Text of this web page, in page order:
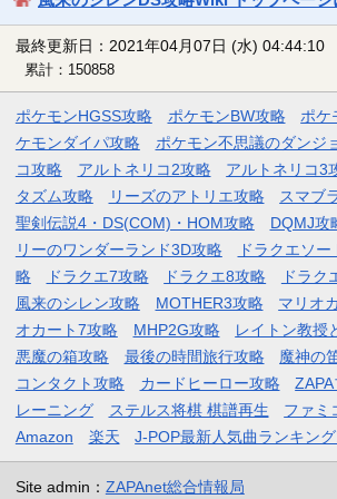
最終更新日：2021年04月07日 (水) 04:44:10
累計：150858
ポケモンHGSS攻略 ポケモンBW攻略 ポケ
ケモンダイパ攻略
ポケモン不思議のダンジ
コ攻略
アルトネリコ2攻略 アルトネリコ3
タズム攻略
リーズのアトリエ攻略 スマブ
聖剣伝説4・DS(COM)・HOM攻略
DQMJ攻
リーのワンダーランド3D攻略
ドラクエソー
略
ドラクエ7攻略 ドラクエ8攻略 ドラク
風来のシレン攻略
MOTHER3攻略 マリオ
オカート7攻略
MHP2G攻略
レイトン教授
悪魔の箱攻略
最後の時間旅行攻略 魔神の
コンタクト攻略
カードヒーロー攻略
レーニング
ステルス将棋 棋譜再生
ファミ
Amazon
楽天 J-POP最新人気曲ランキン
Site admin： ZAPAnet総合情報局